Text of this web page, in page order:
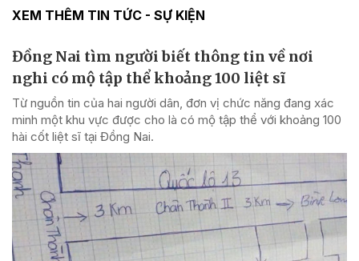
XEM THÊM TIN TỨC - SỰ KIỆN
Đồng Nai tìm người biết thông tin về nơi
nghi có mộ tập thể khoảng 100 liệt sĩ
Từ nguồn tin của hai người dân, đơn vị chức năng đang xác
minh một khu vực được cho là có mộ tập thể với khoảng 100
hài cốt liệt sĩ tại Đồng Nai.